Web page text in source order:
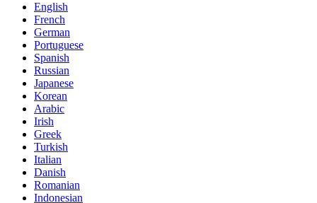
English
French
German
Portuguese
Spanish
Russian
Japanese
Korean
Arabic
Irish
Greek
Turkish
Italian
Danish
Romanian
Indonesian